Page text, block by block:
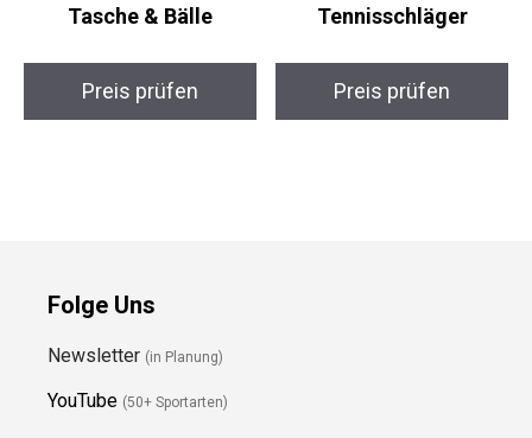
Tasche & Bälle
Preis prüfen
Tennisschläger
Preis prüfen
Folge Uns
Newsletter (in Planung)
YouTube (50+ Sportarten)